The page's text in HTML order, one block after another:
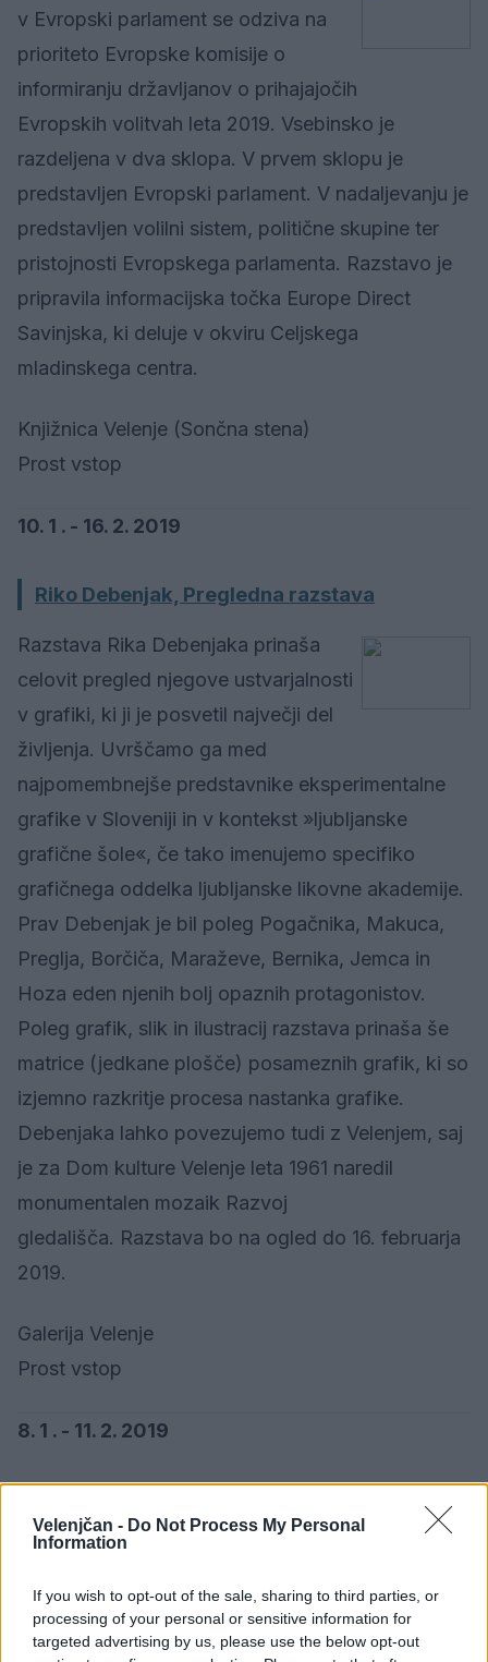
Velenjčan - Do Not Process My Personal
Information
If you wish to opt-out of the sale, sharing to third parties, or
processing of your personal or sensitive information for
targeted advertising by us, please use the below opt-out
v Evropski parlament se odziva na
prioriteto Evropske komisije o
informiranju državljanov o prihajajočih
Evropskih volitvah leta 2019. Vsebinsko je
razdeljena v dva sklopa. V prvem sklopu je
predstavljen Evropski parlament. V nadaljevanju je
predstavljen volilni sistem, politične skupine ter
pristojnosti Evropskega parlamenta. Razstavo je
pripravila informacijska točka Europe Direct
Savinjska, ki deluje v okviru Celjskega
mladinskega centra.
Knjižnica Velenje (Sončna stena)
Prost vstop
10. 1 . - 16. 2. 2019
Riko Debenjak, Pregledna razstava
Razstava Rika Debenjaka prinaša
celovit pregled njegove ustvarjalnosti
v grafiki, ki ji je posvetil največji del
življenja. Uvrščamo ga med
najpomembnejše predstavnike eksperimentalne
grafike v Sloveniji in v kontekst »ljubljanske
grafične šole«, če tako imenujemo specifiko
grafičnega oddelka ljubljanske likovne akademije.
Prav Debenjak je bil poleg Pogačnika, Makuca,
Preglja, Borčiča, Maraževe, Bernika, Jemca in
Hoza eden njenih bolj opaznih protagonistov.
Poleg grafik, slik in ilustracij razstava prinaša še
matrice (jedkane plošče) posameznih grafik, ki so
izjemno razkritje procesa nastanka grafike.
Debenjaka lahko povezujemo tudi z Velenjem, saj
je za Dom kulture Velenje leta 1961 naredil
monumentalen mozaik Razvoj
gledališča. Razstava bo na ogled do 16. februarja
2019.
Galerija Velenje
Prost vstop
8. 1 . - 11. 2. 2019
zgoščenk iz občin Velenje, Šoštanj in
Na tradicionalni pregledni razstavi
tiskovin in zgoščenk, ki so jih izdali